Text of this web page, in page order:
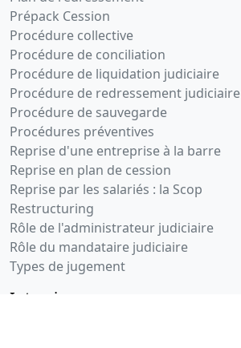
Prépack Cession
Procédure collective
Procédure de conciliation
Procédure de liquidation judiciaire
Procédure de redressement judiciaire
Procédure de sauvegarde
Procédures préventives
Reprise d'une entreprise à la barre
Reprise en plan de cession
Reprise par les salariés : la Scop
Restructuring
Rôle de l'administrateur judiciaire
Rôle du mandataire judiciaire
Types de jugement
Interviews